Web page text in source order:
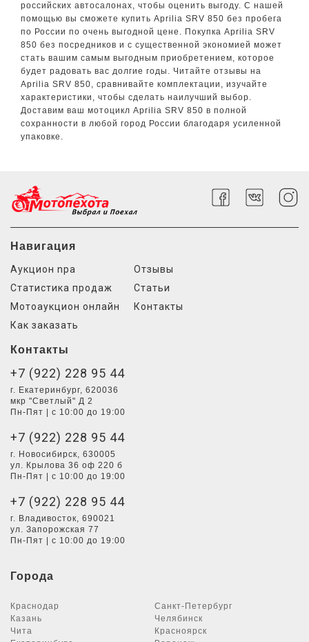
российских автосалонах, чтобы оценить выгоду. С нашей
помощью вы сможете купить Aprilia SRV 850 без пробега
по России по очень выгодной цене. Покупка Aprilia SRV
850 без посредников и с существенной экономией может
стать вашим самым выгодным приобретением, которое
будет радовать вас долгие годы. Читайте отзывы на
Aprilia SRV 850, сравнивайте комплектации, изучайте
характеристики, чтобы сделать наилучший выбор.
Доставим ваш мотоцикл Aprilia SRV 850 в полной
сохранности в любой город России благодаря усиленной
упаковке.
Навигация
Аукцион npa
Статистика продаж
Мотоаукцион онлайн
Как заказать
Отзывы
Статьи
Контакты
Контакты
+7 (922) 228 95 44
г. Екатеринбург, 620036
мкр "Светлый" Д 2
Пн-Пят | с 10:00 до 19:00
+7 (922) 228 95 44
г. Новосибирск, 630005
ул. Крылова 36 оф 220 б
Пн-Пят | с 10:00 до 19:00
+7 (922) 228 95 44
г. Владивосток, 690021
ул. Запорожская 77
Пн-Пят | с 10:00 до 19:00
Города
Краснодар
Санкт-Петербург
Казань
Челябинск
Чита
Красноярск